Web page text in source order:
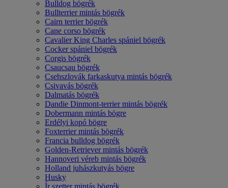
Bulldog bögrék
Bullterrier mintás bögrék
Cairn terrier bögrék
Cane corso bögrék
Cavalier King Charles spániel bögrék
Cocker spániel bögrék
Corgis bögrék
Csaucsau bögrék
Csehszlovák farkaskutya mintás bögrék
Csivavás bögrék
Dalmatás bögrék
Dandie Dinmont-terrier mintás bögrék
Dobermann mintás bögre
Erdélyi kopó bögre
Foxterrier mintás bögrék
Francia bulldog bögrék
Golden-Retriever mintás bögrék
Hannoveri véreb mintás bögrék
Holland juhászkutyás bögre
Husky
Ír szetter mintás bögrék